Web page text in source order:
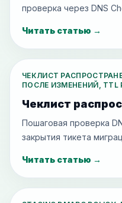
проверка через DNS
Читать статью →
ЧЕКЛИСТ
ПОСЛЕ ИЗМЕНЕНИЙ, TTL
Чеклист
Пошаговая проверка
закрытия тикета
Читать статью →